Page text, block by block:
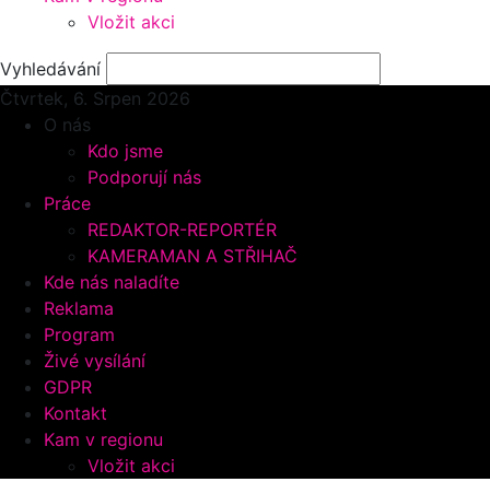
Vložit akci
Vyhledávání
Čtvrtek, 6. Srpen 2026
O nás
Kdo jsme
Podporují nás
Práce
REDAKTOR-REPORTÉR
KAMERAMAN A STŘIHAČ
Kde nás naladíte
Reklama
Program
Živé vysílání
GDPR
Kontakt
Kam v regionu
Vložit akci